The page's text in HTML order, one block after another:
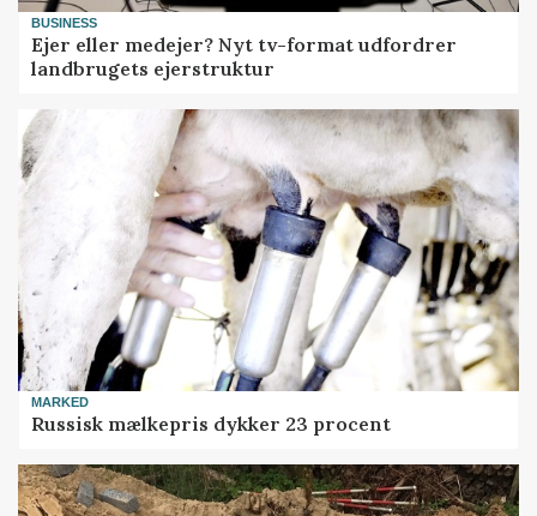
BUSINESS
Ejer eller medejer? Nyt tv-format udfordrer
landbrugets ejerstruktur
MARKED
Russisk mælkepris dykker 23 procent